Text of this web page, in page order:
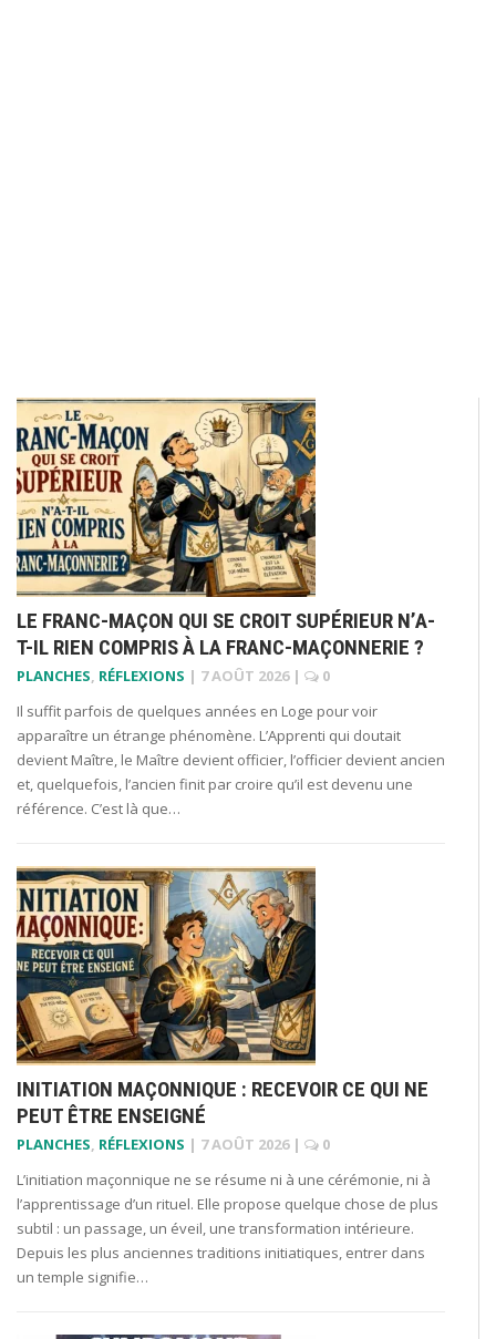
LE FRANC-MAÇON QUI SE CROIT SUPÉRIEUR N’A-
T-IL RIEN COMPRIS À LA FRANC-MAÇONNERIE ?
PLANCHES, RÉFLEXIONS | 7 AOÛT 2026 |
0
Il suffit parfois de quelques années en Loge pour voir
apparaître un étrange phénomène. L’Apprenti qui doutait
devient Maître, le Maître devient officier, l’officier devient ancien
et, quelquefois, l’ancien finit par croire qu’il est devenu une
référence. C’est là que…
INITIATION MAÇONNIQUE : RECEVOIR CE QUI NE
PEUT ÊTRE ENSEIGNÉ
PLANCHES, RÉFLEXIONS | 7 AOÛT 2026 |
0
L’initiation maçonnique ne se résume ni à une cérémonie, ni à
l’apprentissage d’un rituel. Elle propose quelque chose de plus
subtil : un passage, un éveil, une transformation intérieure.
Depuis les plus anciennes traditions initiatiques, entrer dans
un temple signifie…